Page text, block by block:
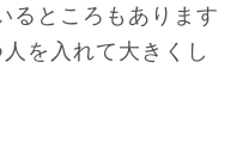
るところもあります
を入れて大きくし